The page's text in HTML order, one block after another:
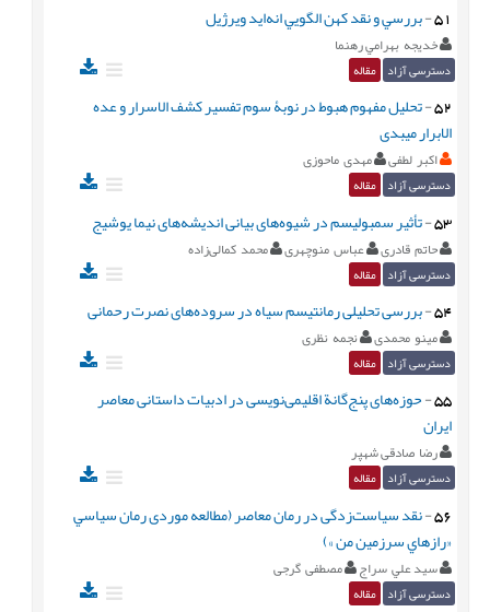
51
-بررسي و نقد كهن الگويي انه‌ايد ويرژيل
خديجه بهرامي رهنما
دسترسی آزاد مقاله
52
-تحلیل مفهوم هبوط در نوبۀ سوم تفسیر کشف الاسرار و عده
الابرار میبدی
اکبر لطفی مهدی ماحوزی
دسترسی آزاد مقاله
53
-تأثیر سمبولیسم در شیوه‌های بیانی اندیشه‌های نیما یوشیج
حاتم قادری عباس منوچهری محمد کمالی‌زاده
دسترسی آزاد مقاله
54
-بررسی تحلیلی رمانتیسم سیاه در سروده‌های نصرت رحمانی
مینو محمدی نجمه نظری
دسترسی آزاد مقاله
55
-حوزه‌های پنج‌گانة اقلیمی‌نویسی در ادبیات داستانی معاصر
ایران
رضا صادقی شهپر
دسترسی آزاد مقاله
56
-نقد سیاست‌زدگی در رمان معاصر (مطالعه موردی رمان سياسي
«رازهاي سرزمين من »)
سید علي سراج مصطفی گرجی
دسترسی آزاد مقاله